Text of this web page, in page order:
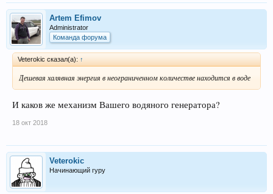
Artem Efimov
Administrator
Команда форума
Veterokic сказал(а): ↑
Дешевая халявная энергия в неограниченном количестве находится в воде
И каков же механизм Вашего водяного генератора?
18 окт 2018
Veterokic
Начинающий гуру